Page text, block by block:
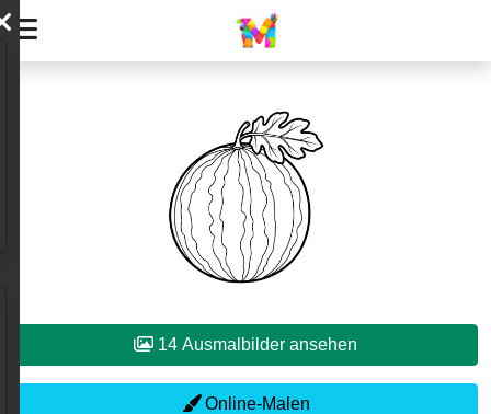
14 Ausmalbilder ansehen
Online-Malen